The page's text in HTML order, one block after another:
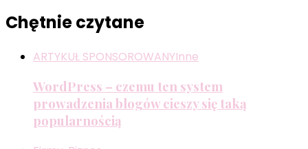
Chętnie czytane
ARTYKUŁ SPONSOROWANYInne
WordPress – czemu ten system
prowadzenia blogów cieszy się taką
popularnością